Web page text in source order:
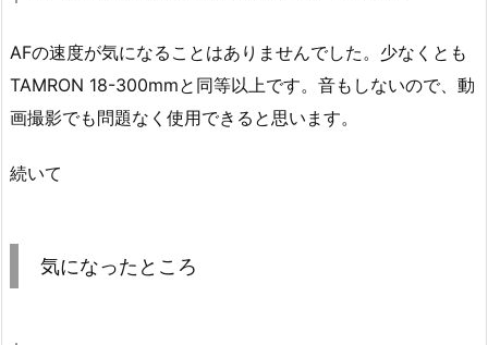
AFの速度が気になることはありませんでした。少なくとも
TAMRON 18-300mmと同等以上です。音もしないので、動
画撮影でも問題なく使用できると思います。
続いて
気になったところ